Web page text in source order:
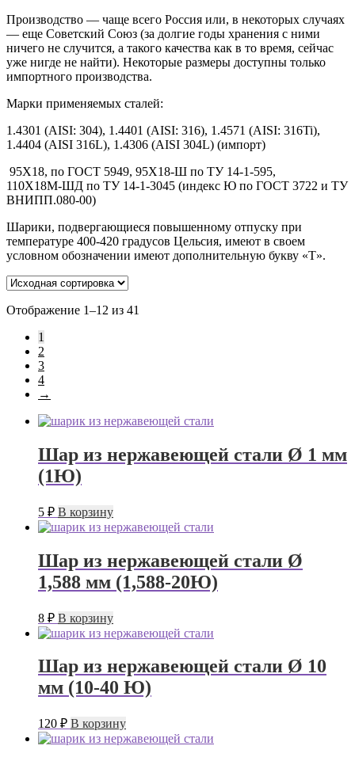
Производство — чаще всего Россия или, в некоторых случаях
— еще Советский Союз (за долгие годы хранения с ними
ничего не случится, а такого качества как в то время, сейчас
уже нигде не найти). Некоторые размеры доступны только
импортного производства.
Марки применяемых сталей:
1.4301 (AISI: 304), 1.4401 (AISI: 316), 1.4571 (AISI: 316Ti),
1.4404 (AISI 316L), 1.4306 (AISI 304L) (импорт)
95X18, по ГОСТ 5949, 95X18-Ш по ТУ 14-1-595,
110Х18М-ШД по ТУ 14-1-3045 (индекс Ю по ГОСТ 3722 и ТУ
ВНИПП.080-00)
Шарики, подвергающиеся повышенному отпуску при
температуре 400-420 градусов Цельсия, имеют в своем
условном обозначении имеют дополнительную букву «Т».
Отображение 1–12 из 41
1
2
3
4
→
Шар из нержавеющей стали Ø 1 мм
(1Ю)
5 ₽ В корзину
Шар из нержавеющей стали Ø
1,588 мм (1,588-20Ю)
8 ₽ В корзину
Шар из нержавеющей стали Ø 10
мм (10-40 Ю)
120 ₽ В корзину